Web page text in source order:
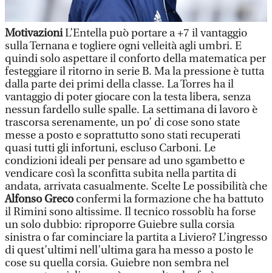
MotivazioniL’Entella può portare a +7 il vantaggio
sulla Ternana e togliere ogni velleità agli umbri. E
quindi solo aspettare il conforto della matematica per
festeggiare il ritorno in serie B. Ma la pressione è tutta
dalla parte dei primi della classe. La Torres ha il
vantaggio di poter giocare con la testa libera, senza
nessun fardello sulle spalle. La settimana di lavoro è
trascorsa serenamente, un po’ di cose sono state
messe a posto e soprattutto sono stati recuperati
quasi tutti gli infortuni, escluso Carboni. Le
condizioni ideali per pensare ad uno sgambetto e
vendicare così la sconfitta subita nella partita di
andata, arrivata casualmente. Scelte Le possibilità che
Alfonso Grecoconfermi la formazione che ha battuto
il Rimini sono altissime. Il tecnico rossoblù ha forse
un solo dubbio: riproporre Guiebre sulla corsia
sinistra o far cominciare la partita a Liviero? L’ingresso
di quest’ultimi nell’ultima gara ha messo a posto le
cose su quella corsia. Guiebre non sembra nel